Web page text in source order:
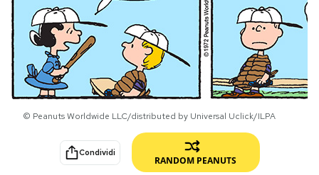
Scienza
Cultura
Economia
Sport
Media
Europa
Altrecose
Mondiali calcio 2026
© Peanuts Worldwide LLC/distributed by Universal Uclick/ILPA
Condividi
RANDOM PEANUTS